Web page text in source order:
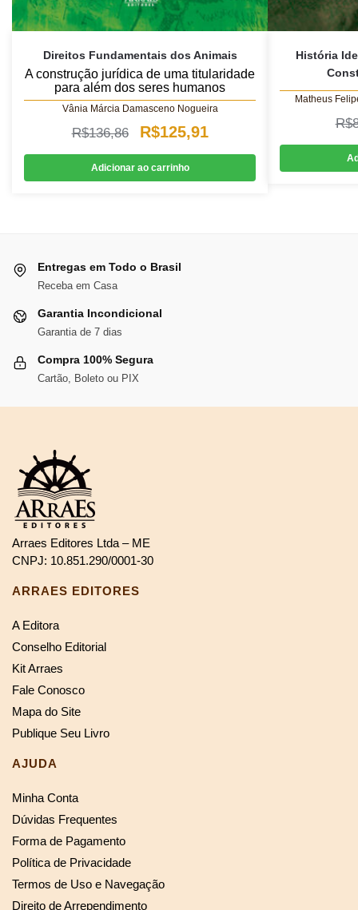
Direitos Fundamentais dos Animais
A construção jurídica de uma titularidade
para além dos seres humanos
Vânia Márcia Damasceno Nogueira
R$136,86
O
preço
original
R$125,91
preço
atual
Adicionar ao carrinho
História
Matheus
R$
Entregas em Todo o Brasil
Receba em Casa
Garantia Incondicional
Garantia de 7 dias
Compra 100% Segura
Cartão, Boleto ou PIX
Arraes Editores Ltda – ME
CNPJ: 10.851.290/0001-30
ARRAES EDITORES
A Editora
Conselho Editorial
Kit Arraes
Fale Conosco
Mapa do Site
Publique Seu Livro
AJUDA
Minha Conta
Dúvidas Frequentes
Forma de Pagamento
Política de Privacidade
Termos de Uso e Navegação
Direito de Arrependimento